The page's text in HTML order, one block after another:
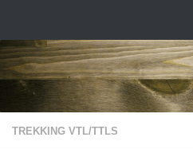
TREKKING VTL/TTLS